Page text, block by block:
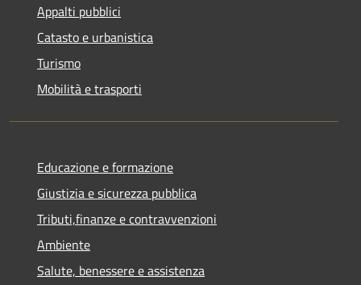
Appalti pubblici
Catasto e urbanistica
Turismo
Mobilità e trasporti
Educazione e formazione
Giustizia e sicurezza pubblica
Tributi,finanze e contravvenzioni
Ambiente
Salute, benessere e assistenza